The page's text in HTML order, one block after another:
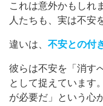
これは意外かもしれ
人たちも、実は不安
違いは、 不安との付
彼らは不安を「消す
として捉えています
が必要だ」という心